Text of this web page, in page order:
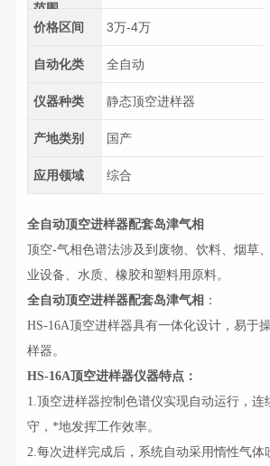
范围
价格区间 3万-4万
自动化类 全自动
仪器种类 静态顶空进样器
产地类别 国产
应用领域 综合
全自动顶空进样器配套岛津气相
顶空-气相色谱法涉及到废物、饮料、烟草
业设备、水质、橡胶和塑料用原料。
全自动顶空进样器配套岛津气相 ：
HS-16A顶空进样器具有一体化设计，易于
样器。
HS-16A顶空进样器仪器特点：
1.顶空进样器控制色谱仪实现自动运行，连
守，*地发挥工作效率。
2.每次进样完成后，系统自动采用惰性气体